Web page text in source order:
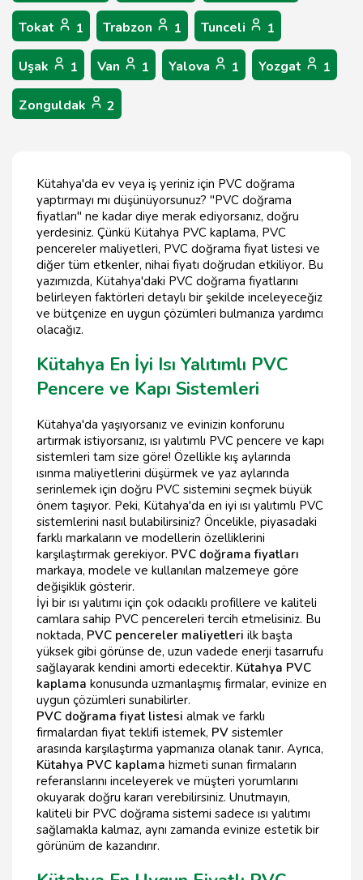
Tokat 1 Trabzon 1 Tunceli 1
Uşak 1 Van 1 Yalova 1 Yozgat 1
Zonguldak 2
Kütahya'da ev veya iş yeriniz için PVC doğrama
yaptırmayı mı düşünüyorsunuz? "PVC doğrama
fiyatları" ne kadar diye merak ediyorsanız, doğru
yerdesiniz. Çünkü Kütahya PVC kaplama, PVC
pencereler maliyetleri, PVC doğrama fiyat listesi ve
diğer tüm etkenler, nihai fiyatı doğrudan etkiliyor. Bu
yazımızda, Kütahya'daki PVC doğrama fiyatlarını
belirleyen faktörleri detaylı bir şekilde inceleyeceğiz
ve bütçenize en uygun çözümleri bulmanıza yardımcı
olacağız.
Kütahya En İyi Isı Yalıtımlı PVC
Pencere ve Kapı Sistemleri
Kütahya'da yaşıyorsanız ve evinizin konforunu
artırmak istiyorsanız, ısı yalıtımlı PVC pencere ve kapı
sistemleri tam size göre! Özellikle kış aylarında
ısınma maliyetlerini düşürmek ve yaz aylarında
serinlemek için doğru PVC sistemini seçmek büyük
önem taşıyor. Peki, Kütahya'da en iyi ısı yalıtımlı PVC
sistemlerini nasıl bulabilirsiniz? Öncelikle, piyasadaki
farklı markaların ve modellerin özelliklerini
karşılaştırmak gerekiyor. PVC doğrama fiyatları
markaya, modele ve kullanılan malzemeye göre
değişiklik gösterir.
İyi bir ısı yalıtımı için çok odacıklı profillere ve kaliteli
camlara sahip PVC pencereleri tercih etmelisiniz. Bu
noktada, PVC pencereler maliyetleri ilk başta
yüksek gibi görünse de, uzun vadede enerji tasarrufu
sağlayarak kendini amorti edecektir. Kütahya PVC
kaplama konusunda uzmanlaşmış firmalar, evinize en
uygun çözümleri sunabilirler.
PVC doğrama fiyat listesi almak ve farklı
firmalardan fiyat teklifi istemek, PV sistemler
arasında karşılaştırma yapmanıza olanak tanır. Ayrıca,
Kütahya PVC kaplama hizmeti sunan firmaların
referanslarını inceleyerek ve müşteri yorumlarını
okuyarak doğru kararı verebilirsiniz. Unutmayın,
kaliteli bir PVC doğrama sistemi sadece ısı yalıtımı
sağlamakla kalmaz, aynı zamanda evinize estetik bir
görünüm de kazandırır.